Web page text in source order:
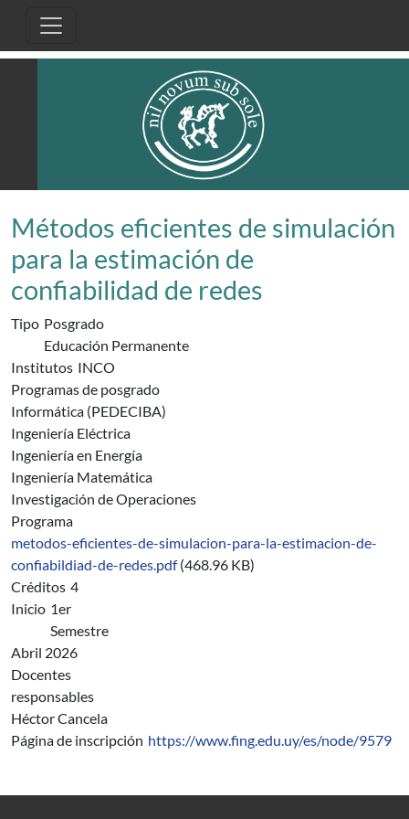
Métodos eficientes de simulación
para la estimación de
confiabilidad de redes
Tipo Posgrado
Educación Permanente
Institutos INCO
Programas de posgrado
Informática (PEDECIBA)
Ingeniería Eléctrica
Ingeniería en Energía
Ingeniería Matemática
Investigación de Operaciones
Programa
metodos-eficientes-de-simulacion-para-la-estimacion-de-
confiabildiad-de-redes.pdf (468.96 KB)
Créditos 4
Inicio 1er
Semestre
Abril 2026
Docentes
responsables
Héctor Cancela
Página de inscripción https://www.fing.edu.uy/es/node/9579